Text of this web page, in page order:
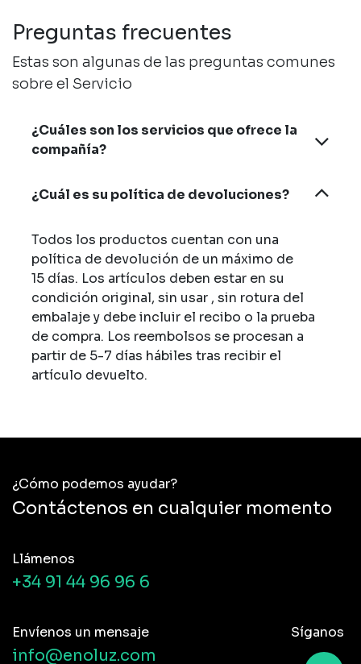
Preguntas frecuentes
Estas son algunas de las preguntas comunes
sobre el Servicio
¿Cuáles son los servicios que ofrece la
compañía?
¿Cuál es su política de devoluciones?
Todos los productos cuentan con una
política de devolución de un máximo de
15 días. Los artículos deben estar en su
condición original, sin usar , sin rotura del
embalaje y debe incluir el recibo o la prueba
de compra. Los reembolsos se procesan a
partir de 5-7 días hábiles tras recibir el
artículo devuelto.
¿Cómo podemos ayudar?
Contáctenos en cualquier momento
Llámenos
+34 91 44 96 96 6
Envíenos un mensaje
info@enoluz.com
Síganos